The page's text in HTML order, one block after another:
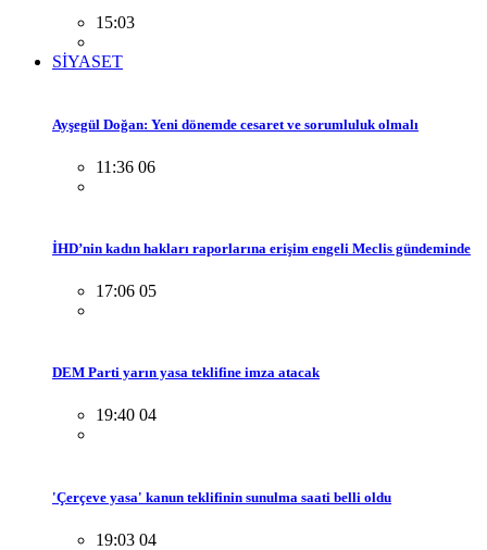
15:03
SİYASET
Ayşegül Doğan: Yeni dönemde cesaret ve sorumluluk olmalı
11:36 06
İHD’nin kadın hakları raporlarına erişim engeli Meclis gündeminde
17:06 05
DEM Parti yarın yasa teklifine imza atacak
19:40 04
'Çerçeve yasa' kanun teklifinin sunulma saati belli oldu
19:03 04